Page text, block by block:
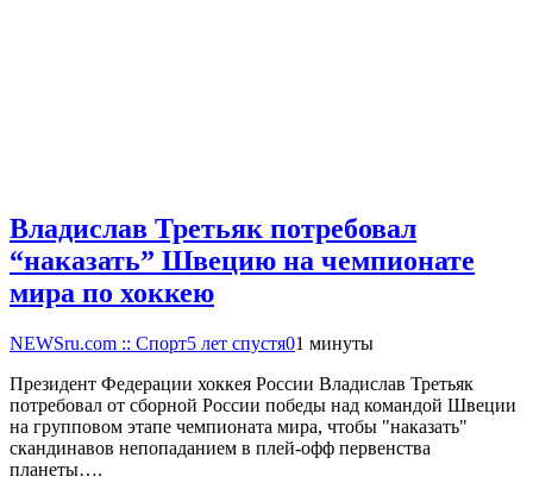
Владислав Третьяк потребовал
“наказать” Швецию на чемпионате
мира по хоккею
NEWSru.com :: Спорт5 лет спустя01 минуты
Президент Федерации хоккея России Владислав Третьяк
потребовал от сборной России победы над командой Швеции
на групповом этапе чемпионата мира, чтобы "наказать"
скандинавов непопаданием в плей-офф первенства
планеты….